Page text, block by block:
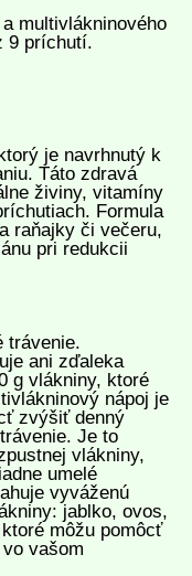
multivlákninového
z 9 príchutí.
je navrhnutý k
Táto zdravá
živiny, vitamíny
Formula
raňajky či večeru,
pri redukcii
trávenie.
ani zďaleka
g vlákniny, ktoré
nápoj je
zvýšiť denný
Je to
vlákniny,
umelé
vyváženú
jablko, ovos,
môžu pomôcť
vašom